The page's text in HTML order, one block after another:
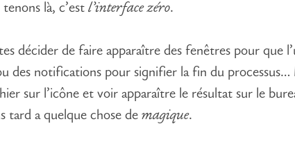
là, c’est l’interface zéro.
décider de faire apparaître des fenêtres pour que
des notifications pour signifier la fin du processus…
sur l’icône et voir apparaître le résultat sur le
tard a quelque chose de magique.